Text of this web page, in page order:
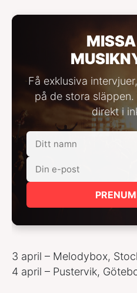
Få exklusiva
på de stora
direkt i
3 april – Melodybox,
4 april – Pustervik,